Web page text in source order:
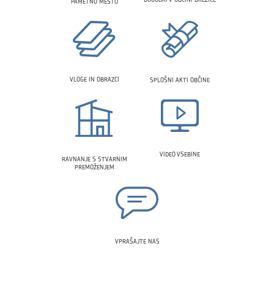
PAMETNO MESTO
VLOGE IN OBRAZCI SPLOŠNI AKTI OBČINE
RAVNANJE S STVARNIM
PREMOŽENJEM
VIDEO VSEBINE
VPRAŠAJTE NAS